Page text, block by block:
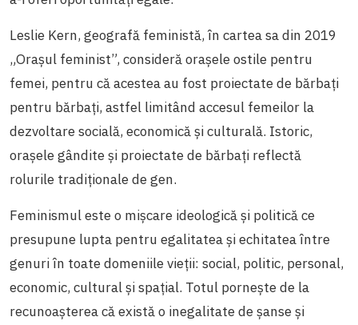
Leslie Kern, geografă feministă, în cartea sa din 2019
„Orașul feminist”, consideră orașele ostile pentru
femei, pentru că acestea au fost proiectate de bărbați
pentru bărbați, astfel limitând accesul femeilor la
dezvoltare socială, economică și culturală. Istoric,
orașele gândite și proiectate de bărbați reflectă
rolurile tradiționale de gen.
Feminismul este o mișcare ideologică și politică ce
presupune lupta pentru egalitatea și echitatea între
genuri în toate domeniile vieții: social, politic, personal,
economic, cultural și spațial. Totul pornește de la
recunoașterea că există o inegalitate de șanse și